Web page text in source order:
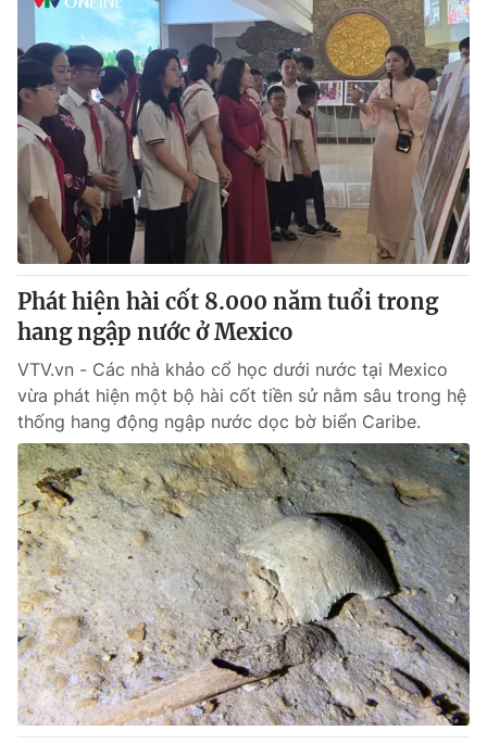
Phát hiện hài cốt 8.000 năm tuổi trong
hang ngập nước ở Mexico
VTV.vn - Các nhà khảo cổ học dưới nước tại Mexico
vừa phát hiện một bộ hài cốt tiền sử nằm sâu trong hệ
thống hang động ngập nước dọc bờ biển Caribe.